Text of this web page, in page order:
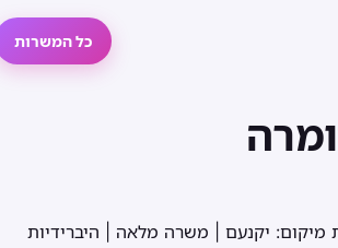
כל המשרות
מיקום: יקנעם | משרה מלאה | היברידיות